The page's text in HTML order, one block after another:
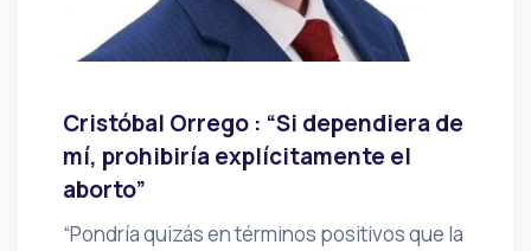
Cristóbal Orrego : “Si dependiera de
mí, prohibiría explícitamente el
aborto”
“Pondría quizás en términos positivos que la